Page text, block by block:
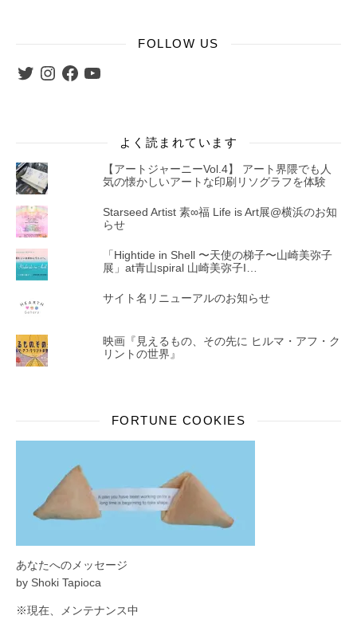
FOLLOW US
TwitterInstagram
FacebookYouTube
よく読まれています
【アートジャーニーVol.4】 アート界隈でも人
気の懐かしいアートな印刷リソグラフを体験
Starseed Artist 素∞福 Life is Art展@横浜のお知
らせ
「Hightide in Shell 〜天使の梯子〜山崎美弥子
展」at青山spiral 山崎美弥子I…
サイト名リニューアルのお知らせ
映画『見えるもの、その先に ヒルマ・アフ・ク
リントの世界』
FORTUNE COOKIES
あなたへのメッセージ
by Shoki Tapioca
※現在、メンテナンス中